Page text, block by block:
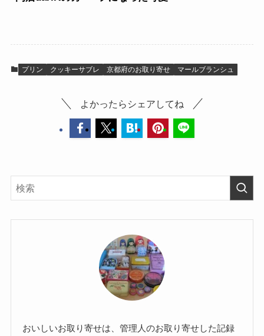
プリン クッキーサブレ 京都府のお取り寄せ マールブランシュ
よかったらシェアしてね
おいしいお取り寄せは、管理人のお取り寄せした記録